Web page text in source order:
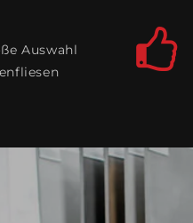
Auswahl